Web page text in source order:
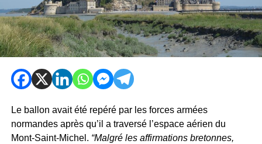
Le ballon avait été repéré par les forces armées
normandes après qu’il a traversé l’espace aérien du
Mont-Saint-Michel. “Malgré les affirmations bretonnes,